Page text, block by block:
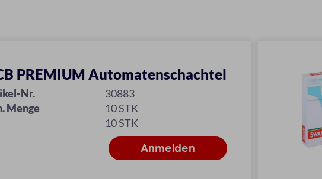
PREMIUM Automatenschachtel
Nr.
30883
Menge
10 STK
10 STK